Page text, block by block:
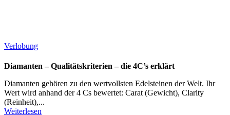
Verlobung
Diamanten – Qualitätskriterien – die 4C’s erklärt
Diamanten gehören zu den wertvollsten Edelsteinen der Welt. Ihr
Wert wird anhand der 4 Cs bewertet: Carat (Gewicht), Clarity
(Reinheit),...
Weiterlesen